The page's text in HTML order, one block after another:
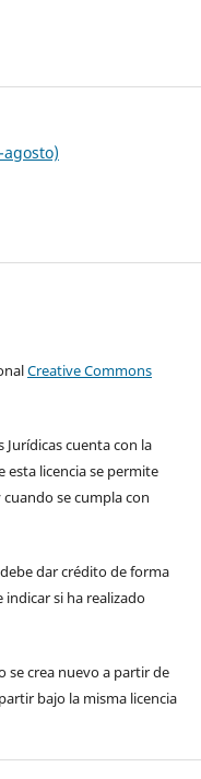
Creative Commons
Jurídicas cuenta con la
esta licencia se permite
se cumpla con
dar crédito de forma
indicar si ha realizado
se crea nuevo a partir de
bajo la misma licencia